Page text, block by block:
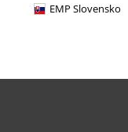
EMP Slovensko